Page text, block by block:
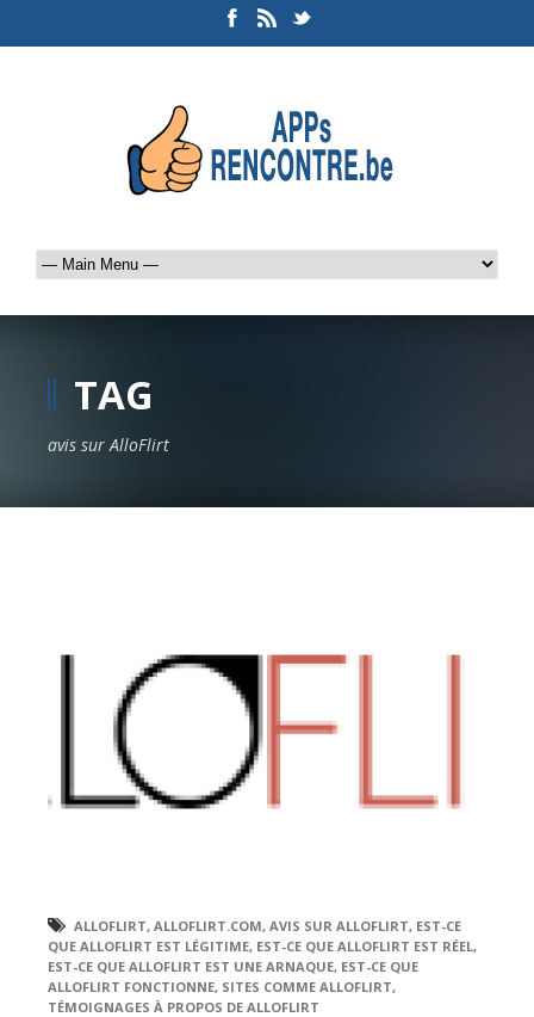
TAG
avis sur AlloFlirt
ALLOFLIRT, ALLOFLIRT.COM, AVIS SUR ALLOFLIRT, EST-CE
QUE ALLOFLIRT EST LÉGITIME, EST-CE QUE ALLOFLIRT EST RÉEL,
EST-CE QUE ALLOFLIRT EST UNE ARNAQUE, EST-CE QUE
ALLOFLIRT FONCTIONNE, SITES COMME ALLOFLIRT,
TÉMOIGNAGES À PROPOS DE ALLOFLIRT